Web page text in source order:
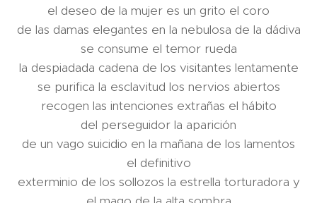
el deseo de la mujer es un grito el coro
de las damas elegantes en la nebulosa de la dádiva
se consume el temor rueda
la despiadada cadena de los visitantes lentamente
se purifica la esclavitud los nervios abiertos
recogen las intenciones extrañas el hábito
del perseguidor la aparición
de un vago suicidio en la mañana de los lamentos
el definitivo
exterminio de los sollozos la estrella torturadora y